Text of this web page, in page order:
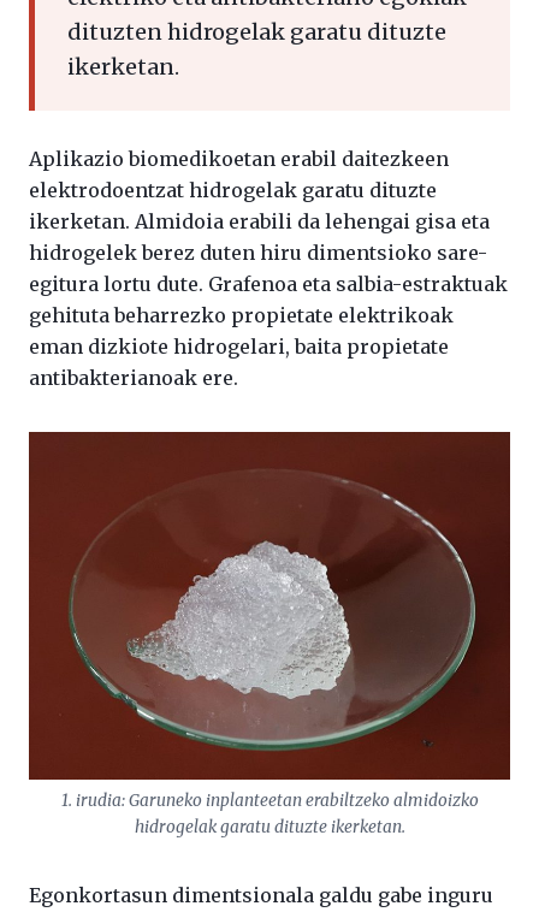
dituzten hidrogelak garatu dituzte
ikerketan.
Aplikazio biomedikoetan erabil daitezkeen
elektrodoentzat hidrogelak garatu dituzte
ikerketan. Almidoia erabili da lehengai gisa eta
hidrogelek berez duten hiru dimentsioko sare-
egitura lortu dute. Grafenoa eta salbia-estraktuak
gehituta beharrezko propietate elektrikoak
eman dizkiote hidrogelari, baita propietate
antibakterianoak ere.
1. irudia: Garuneko inplanteetan erabiltzeko almidoizko
hidrogelak garatu dituzte ikerketan.
Egonkortasun dimentsionala galdu gabe inguru